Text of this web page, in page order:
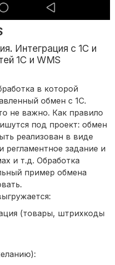
Интеграция с 1С и
1С и WMS
в которой
обмен с 1С.
не важно. Как правило
под проект: обмен
реализован в виде
регламентное задание и
и т.д. Обработка
пример обмена
(товары, штрихкоды